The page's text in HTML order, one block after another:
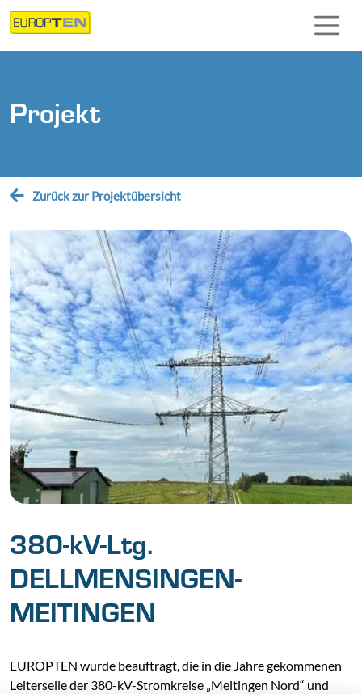
Direkt zur Hauptnavigation springen
Direkt zum Inhalt springen
Projekt
Zurück zur Projektübersicht
380-kV-Ltg.
DELLMENSINGEN-
MEITINGEN
EUROPTEN wurde beauftragt, die in die Jahre gekommenen
Leiterseile der 380-kV-Stromkreise „Meitingen Nord“ und